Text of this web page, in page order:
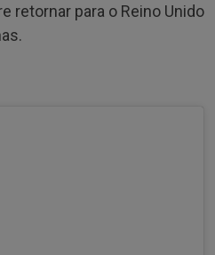
retornar para o Reino Unido